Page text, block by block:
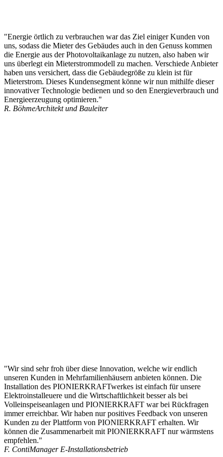
"Energie örtlich zu verbrauchen war das Ziel einiger Kunden von
uns, sodass die Mieter des Gebäudes auch in den Genuss kommen
die Energie aus der Photovoltaikanlage zu nutzen, also haben wir
uns überlegt ein Mieterstrommodell zu machen. Verschiede Anbieter
haben uns versichert, dass die Gebäudegröße zu klein ist für
Mieterstrom. Dieses Kundensegment könne wir nun mithilfe dieser
innovativer Technologie bedienen und so den Energieverbrauch und
Energieerzeugung optimieren."
R. BöhmeArchitekt und Bauleiter
"Wir sind sehr froh über diese Innovation, welche wir endlich
unseren Kunden in Mehrfamilienhäusern anbieten können. Die
Installation des PIONIERKRAFTwerkes ist einfach für unsere
Elektroinstalleuere und die Wirtschaftlichkeit besser als bei
Volleinspeiseanlagen und PIONIERKRAFT war bei Rückfragen
immer erreichbar. Wir haben nur positives Feedback von unseren
Kunden zu der Plattform von PIONIERKRAFT erhalten. Wir
können die Zusammenarbeit mit PIONIERKRAFT nur wärmstens
empfehlen."
F. ContiManager E-Installationsbetrieb